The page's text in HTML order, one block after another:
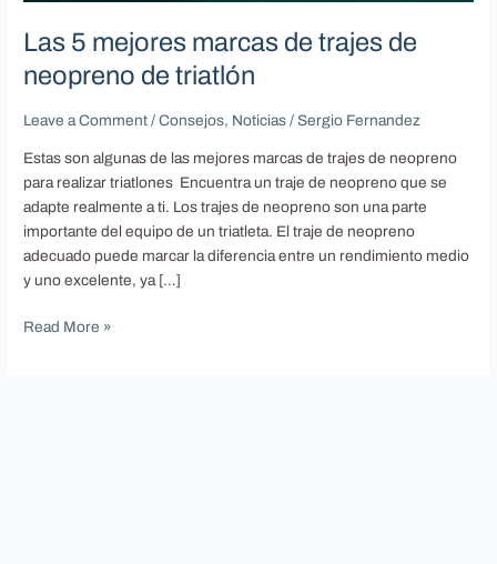
Las 5 mejores marcas de trajes de
neopreno de triatlón
Leave a Comment /Consejos, Noticias /Sergio Fernandez
Estas son algunas de las mejores marcas de trajes de neopreno
para realizar triatlones Encuentra un traje de neopreno que se
adapte realmente a ti. Los trajes de neopreno son una parte
importante del equipo de un triatleta. El traje de neopreno
adecuado puede marcar la diferencia entre un rendimiento medio
y uno excelente, ya […]
trajes
de
neopreno
de
Read More »